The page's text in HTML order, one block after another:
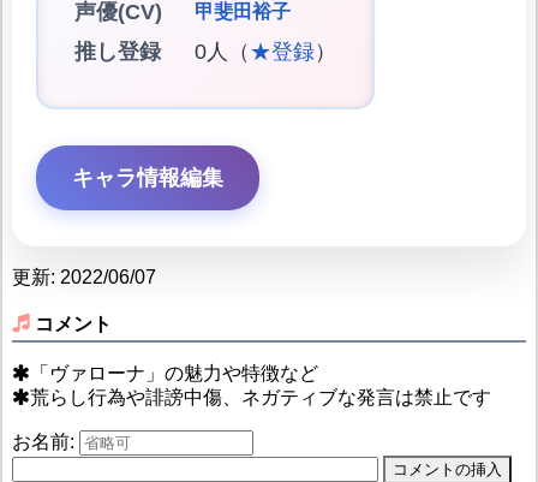
声優(CV)
甲斐田裕子
推し登録 0人（ ★登録）
キャラ情報編集
更新: 2022/06/07
コメント
「ヴァローナ」の魅力や特徴など
荒らし行為や誹謗中傷、ネガティブな発言は禁止です
お名前: